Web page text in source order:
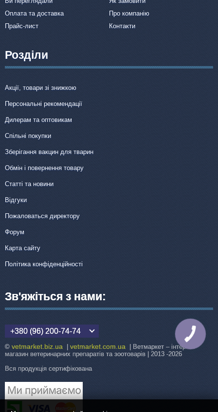
Оплата та доставка
Про компанію
Прайс-лист
Контакти
Розділи
Акції, товари зі знижкою
Персональні рекомендації
Дилерам та оптовикам
Спільні покупки
Зберігання вакцин для тварин
Обмін і повернення товару
Статті та новини
Відгуки
Пожаловаться директору
Форум
Карта сайту
Політика конфіденційності
Зв'яжіться з нами:
+380 (96) 200-74-74
© vetmarket.biz.ua vetmarket.com.ua | Ветмаркет – інтернет-
магазин ветеринарних препаратів та зоотоварів | 2013 -2026
Вся продукція сертифікована
КНОПКА
ЗВ'ЯЗКУ